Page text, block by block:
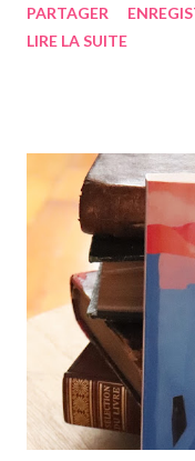
que je lise absolument.
qui ont étudié
seconde était assez
publiés dans des
galère un peu. Alors
ensemble dans le
s'étouffe avec un
PARTAGER
LIRE LA SUITE